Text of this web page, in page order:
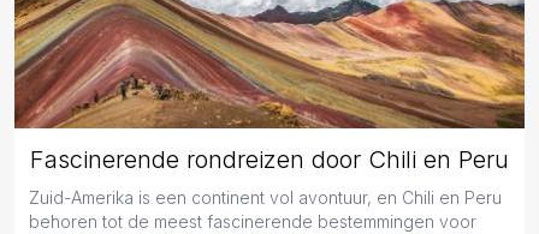
Fascinerende rondreizen door Chili en Peru
Zuid-Amerika is een continent vol avontuur, en Chili en Peru
behoren tot de meest fascinerende bestemmingen voor